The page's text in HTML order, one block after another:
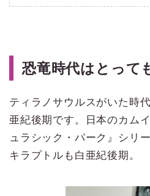
恐竜時代はとって
ティラノサウルスがいた時
亜紀後期です。日本のカム
ュラシック・パーク』シリ
キラプトルも白亜紀後期。